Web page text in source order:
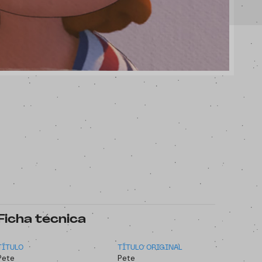
técnica
TÍTULO TÍTULO ORIGINAL
Pete